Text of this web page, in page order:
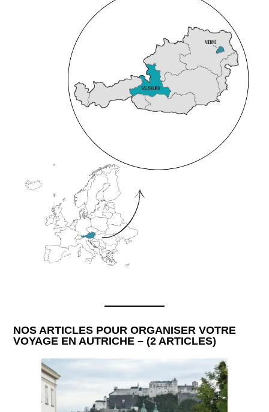
NOS ARTICLES POUR ORGANISER VOTRE
VOYAGE EN AUTRICHE – (2 ARTICLES)